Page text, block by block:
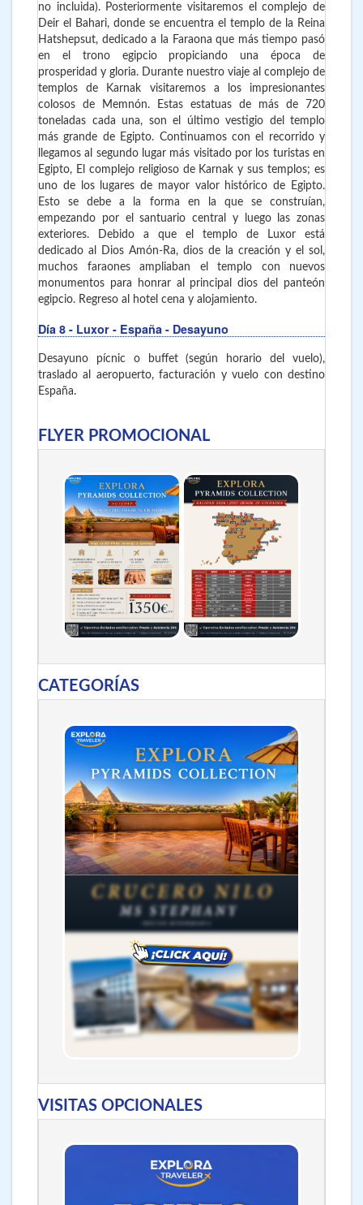
no incluida). Posteriormente visitaremos el complejo de
Deir el Bahari, donde se encuentra el templo de la Reina
Hatshepsut, dedicado a la Faraona que más tiempo pasó
en el trono egipcio propiciando una época de
prosperidad y gloria. Durante nuestro viaje al complejo de
templos de Karnak visitaremos a los impresionantes
colosos de Memnón. Estas estatuas de más de 720
toneladas cada una, son el último vestigio del templo
más grande de Egipto. Continuamos con el recorrido y
llegamos al segundo lugar más visitado por los turistas en
Egipto, El complejo religioso de Karnak y sus templos; es
uno de los lugares de mayor valor histórico de Egipto.
Esto se debe a la forma en la que se construían,
empezando por el santuario central y luego las zonas
exteriores. Debido a que el templo de Luxor está
dedicado al Dios Amón-Ra, dios de la creación y el sol,
muchos faraones ampliaban el templo con nuevos
monumentos para honrar al principal dios del panteón
egipcio. Regreso al hotel cena y alojamiento.
Día 8 - Luxor - España - Desayuno
Desayuno pícnic o buffet (según horario del vuelo),
traslado al aeropuerto, facturación y vuelo con destino
España.
FLYER PROMOCIONAL
CATEGORÍAS
VISITAS OPCIONALES